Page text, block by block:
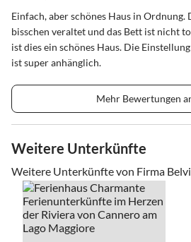
Einfach, aber schönes Haus in
bisschen veraltet und das Bett ist nicht
ist dies ein schönes Haus. Die
ist super anhänglich.
Mehr Bewertungen
Weitere Unterkünfte
Weitere Unterkünfte von Firma